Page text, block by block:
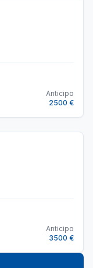
Anticipo
2500 €
Anticipo
3500 €